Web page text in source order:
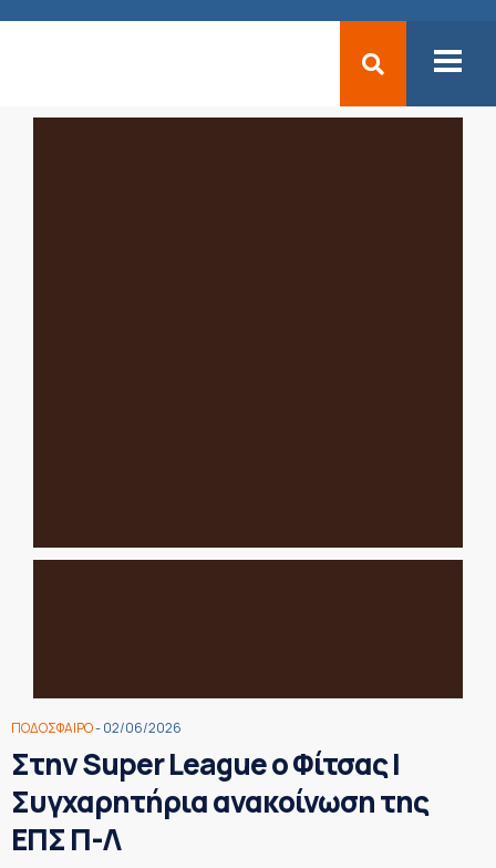
ΠΟΔΟΣΦΑΙΡΟ- 02/06/2026
Στην Super League ο Φίτσας |
Συγχαρητήρια ανακοίνωση της
ΕΠΣ Π-Λ